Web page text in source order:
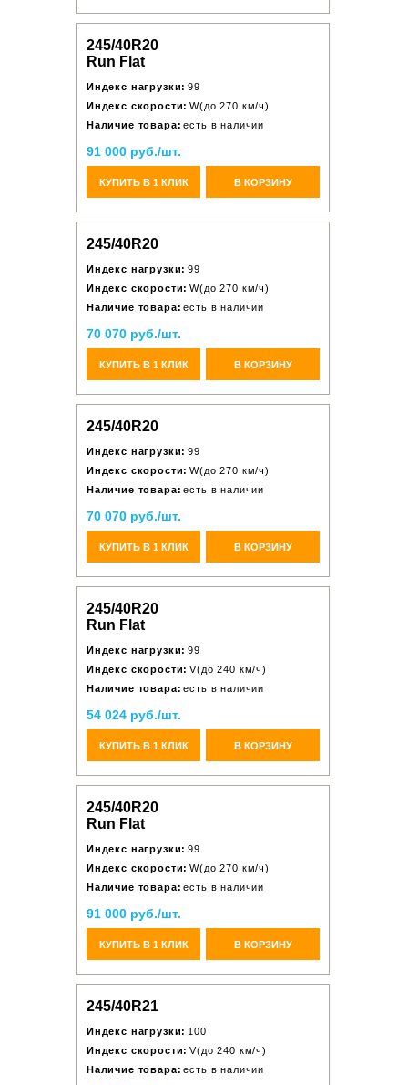
245/40R20
Run Flat
Индекс нагрузки: 99
Индекс скорости: W(до 270 км/ч)
Наличие товара: есть в наличии
91 000 руб./шт.
КУПИТЬ В 1 КЛИК В КОРЗИНУ
245/40R20
Индекс нагрузки: 99
Индекс скорости: W(до 270 км/ч)
Наличие товара: есть в наличии
70 070 руб./шт.
КУПИТЬ В 1 КЛИК В КОРЗИНУ
245/40R20
Индекс нагрузки: 99
Индекс скорости: W(до 270 км/ч)
Наличие товара: есть в наличии
70 070 руб./шт.
КУПИТЬ В 1 КЛИК В КОРЗИНУ
245/40R20
Run Flat
Индекс нагрузки: 99
Индекс скорости: V(до 240 км/ч)
Наличие товара: есть в наличии
54 024 руб./шт.
КУПИТЬ В 1 КЛИК В КОРЗИНУ
245/40R20
Run Flat
Индекс нагрузки: 99
Индекс скорости: W(до 270 км/ч)
Наличие товара: есть в наличии
91 000 руб./шт.
КУПИТЬ В 1 КЛИК В КОРЗИНУ
245/40R21
Индекс нагрузки: 100
Индекс скорости: V(до 240 км/ч)
Наличие товара: есть в наличии